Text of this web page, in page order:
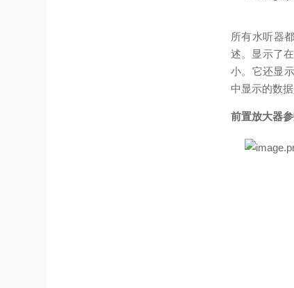
所有水听器
述。显示了
小。它还显
中显示的数
前置放大器参